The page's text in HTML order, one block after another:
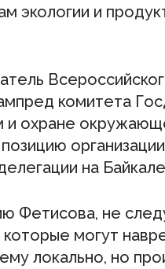
экологии и
комитета
и охране
позицию
на
Фетисова, не
которые могут
локально, но